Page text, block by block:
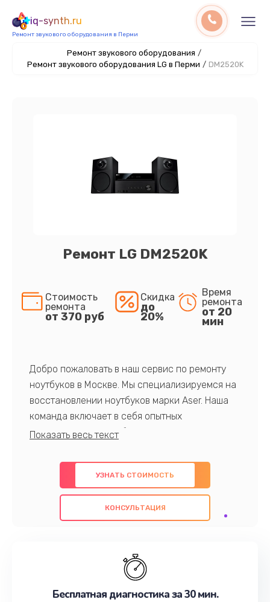
iq-synth.ru
Ремонт звукового оборудования в Перми
Ремонт звукового оборудования /
Ремонт звукового оборудования LG в Перми / DM2520K
Ремонт LG DM2520K
Стоимость
ремонта
от 370 руб
Скидка
до
20%
Время
ремонта
от 20
мин
Добро пожаловать в наш сервис по ремонту
ноутбуков в Москве. Мы специализируемся на
восстановлении ноутбуков марки Aser. Наша
команда включает в себя опытных
профессионалов с обширными знаниями и
предлагаем быстрый и качественный ремонт с
использованием оригинальных компонентов, а
также гарантируем качество всех
проведенных работ. Наша цель - предоставить
наилучшим образом. Не медлите записаться на
УЗНАТЬ СТОИМОСТЬ
КОНСУЛЬТАЦИЯ
Бесплатная диагностика за 30 мин.